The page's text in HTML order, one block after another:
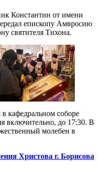
Константин от имени
епископу Амвросию
святителя Тихона.
кафедральном соборе
включительно, до 17:30. В
молебен в
Христова г. Борисова